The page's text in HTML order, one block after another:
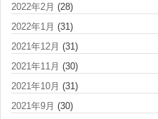
2022年2月 (28)
2022年1月 (31)
2021年12月 (31)
2021年11月 (30)
2021年10月 (31)
2021年9月 (30)